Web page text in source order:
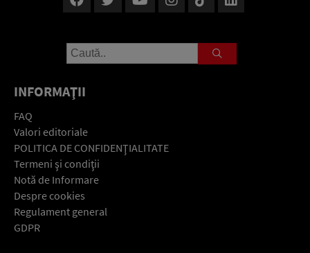
INFORMAŢII
FAQ
Valori editoriale
POLITICA DE CONFIDENŢIALITATE
Termeni şi condiţii
Notă de Informare
Despre cookies
Regulament general
GDPR